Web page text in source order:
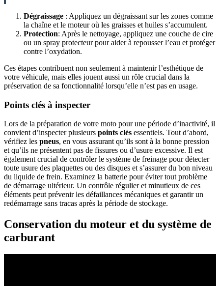
Dégraissage : Appliquez un dégraissant sur les zones comme
la chaîne et le moteur où les graisses et huiles s’accumulent.
Protection: Après le nettoyage, appliquez une couche de cire
ou un spray protecteur pour aider à repousser l’eau et protéger
contre l’oxydation.
Ces étapes contribuent non seulement à maintenir l’esthétique de
votre véhicule, mais elles jouent aussi un rôle crucial dans la
préservation de sa fonctionnalité lorsqu’elle n’est pas en usage.
Points clés à inspecter
Lors de la préparation de votre moto pour une période d’inactivité, il
convient d’inspecter plusieurs points clés essentiels. Tout d’abord,
vérifiez les pneus, en vous assurant qu’ils sont à la bonne pression
et qu’ils ne présentent pas de fissures ou d’usure excessive. Il est
également crucial de contrôler le système de freinage pour détecter
toute usure des plaquettes ou des disques et s’assurer du bon niveau
du liquide de frein. Examinez la batterie pour éviter tout problème
de démarrage ultérieur. Un contrôle régulier et minutieux de ces
éléments peut prévenir les défaillances mécaniques et garantir un
redémarrage sans tracas après la période de stockage.
Conservation du moteur et du système de
carburant